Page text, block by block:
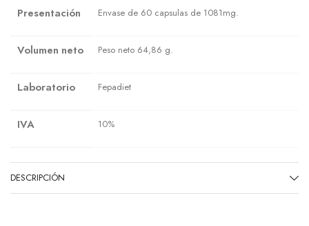
Presentación Envase de 60 capsulas de 1081mg.
Volumen neto Peso neto 64,86 g.
Laboratorio Fepadiet
IVA 10%
DESCRIPCIÓN